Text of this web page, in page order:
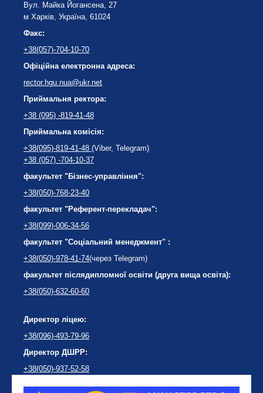
Вул. Майка Йогансена, 27
м Харків, Україна, 61024
Факс:
+38(057)-704-10-70
Офіційна електронна адреса:
rector.hgu.nua@ukr.net
Приймальня ректора:
+38 (095) -819-41-48
Приймальна комісія:
+38(095)-819-41-48 (Viber, Telegram)
+38 (057) -704-10-37
факультет "Бізнес-управління":
+38(050)-768-23-40
факультет "Референт-перекладач":
+38(099)-006-34-56
факультет "Соціальний менеджмент" :
+38(050)-978-41-74(через Telegram)
факультет післядипломної освіти (друга вища освіта):
+38(050)-632-60-60
Директор ліцею:
+38(096)-493-79-96
Директор ДШРР:
+38(050)-937-52-58